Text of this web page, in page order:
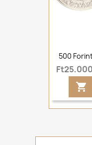
500
Ft25,000
